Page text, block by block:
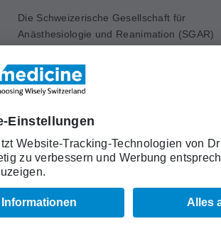
Die Schweizerische Gesellschaft für
Anästhesiologie und Reanimation (SGAR)
medicine - Choosing Wisely Switzerland
an. Vor zwei Jahren hatte die
Damit schliesst sich eine
wachsenden Partnernetzwerk an.
Top-5-Liste Radiologie